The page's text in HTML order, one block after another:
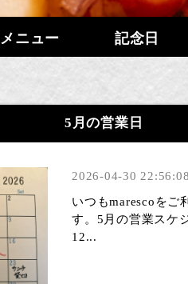
メニュー 記念日
5月の営業日
2026-04-30 22:56:08
いつもmarescoをご
す。5月の営業スケ
12...